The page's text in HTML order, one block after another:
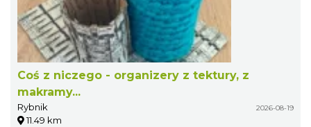
Coś z niczego - organizery z tektury, z
makramy...
Rybnik 2026-08-19
11.49 km